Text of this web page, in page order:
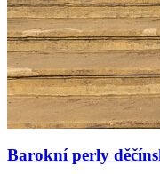
Barokní perly